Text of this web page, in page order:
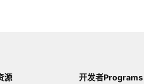
源 开发者Programs